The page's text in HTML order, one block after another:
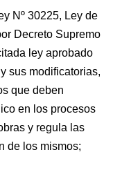
Nº 30225, Ley de
Decreto Supremo
ley aprobado
sus modificatorias,
que deben
en los procesos
y regula las
de los mismos;